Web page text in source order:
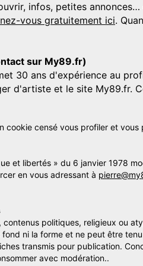
infos, petites
vous gratuitement ici.
sur My89.fr)
30 ans d'expérience au
d'artiste et le site My89.fr.
cookie censé vous profiler et vous
et libertés » du 6 janvier 1978
en vous adressant à
contenus politiques, religieux ou
fond ni la forme et ne peut être
transmis pour publication.
avec modération..